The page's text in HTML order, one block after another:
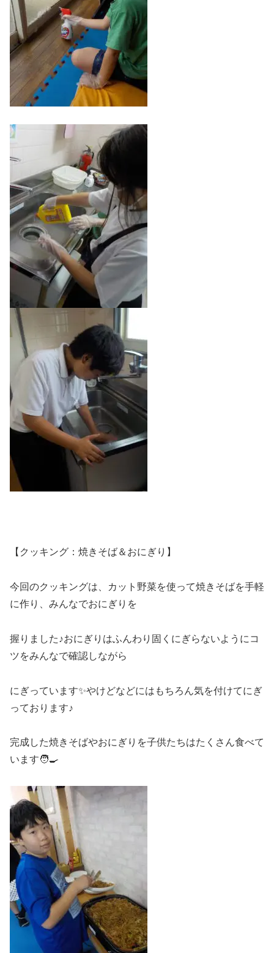
【クッキング：焼きそば＆おにぎり】
今回のクッキングは、カット野菜を使って焼きそばを手軽
に作り、みんなでおにぎりを
握りました♪おにぎりはふんわり固くにぎらないようにコ
ツをみんなで確認しながら
にぎっています✨やけどなどにはもちろん気を付けてにぎ
っております♪
完成した焼きそばやおにぎりを子供たちはたくさん食べて
います🧑‍🍳